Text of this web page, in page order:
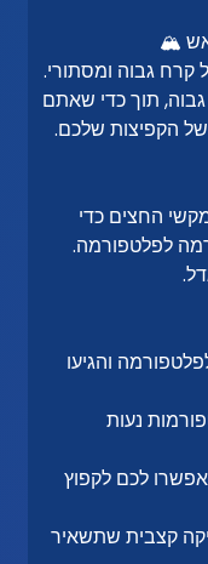
🏔️
גבוה ומסתורי.
תוך כדי שאתם
הקפיצות שלכם.
החצים כדי
לפלטפורמה.
והגיעו
נעות
לכם לקפוץ
קצבית שתשאיר